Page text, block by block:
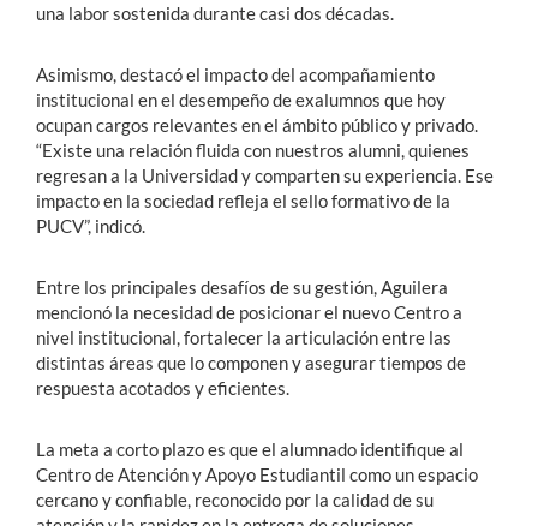
una labor sostenida durante casi dos décadas.
Asimismo, destacó el impacto del acompañamiento
institucional en el desempeño de exalumnos que hoy
ocupan cargos relevantes en el ámbito público y privado.
“Existe una relación fluida con nuestros alumni, quienes
regresan a la Universidad y comparten su experiencia. Ese
impacto en la sociedad refleja el sello formativo de la
PUCV”, indicó.
Entre los principales desafíos de su gestión, Aguilera
mencionó la necesidad de posicionar el nuevo Centro a
nivel institucional, fortalecer la articulación entre las
distintas áreas que lo componen y asegurar tiempos de
respuesta acotados y eficientes.
La meta a corto plazo es que el alumnado identifique al
Centro de Atención y Apoyo Estudiantil como un espacio
cercano y confiable, reconocido por la calidad de su